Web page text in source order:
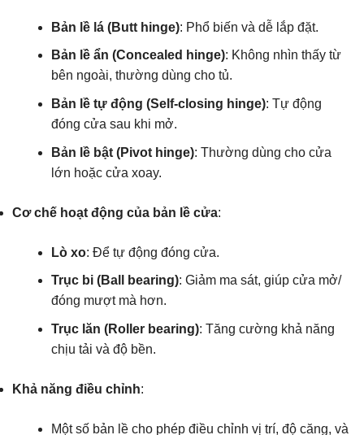
Bản lề lá (Butt hinge): Phổ biến và dễ lắp đặt.
Bản lề ẩn (Concealed hinge): Không nhìn thấy từ
bên ngoài, thường dùng cho tủ.
Bản lề tự động (Self-closing hinge): Tự động
đóng cửa sau khi mở.
Bản lề bật (Pivot hinge): Thường dùng cho cửa
lớn hoặc cửa xoay.
Cơ chế hoạt động của bản lề cửa:
Lò xo: Để tự động đóng cửa.
Trục bi (Ball bearing): Giảm ma sát, giúp cửa mở/
đóng mượt mà hơn.
Trục lăn (Roller bearing): Tăng cường khả năng
chịu tải và độ bền.
Khả năng điều chỉnh:
Một số bản lề cho phép điều chỉnh vị trí, độ căng, và